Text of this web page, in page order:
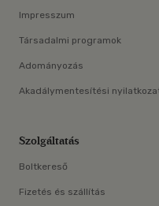
Impresszum
Társadalmi programok
Adományozás
Akadálymentesítési
Szolgáltatás
Boltkereső
Fizetés és szállítás